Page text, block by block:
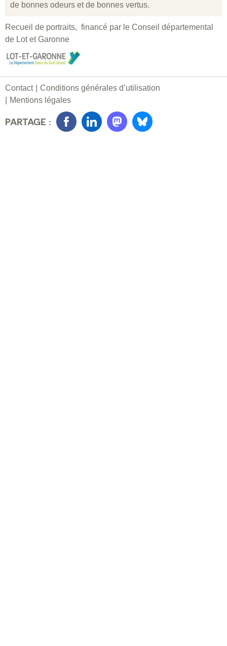
de bonnes odeurs et de bonnes vertus.
Recueil de portraits, financé par le Conseil départemental
de Lot et Garonne
Contact
Conditions générales d’utilisation
Mentions légales
PARTAGE :
FacebookLinkedInMastondon
Bluesky